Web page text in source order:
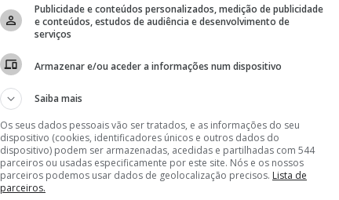
4 horas, 45 minutos
Publicidade e conteúdos personalizados, medição de publicidade
e conteúdos, estudos de audiência e desenvolvimento de
serviços
Armazenar e/ou aceder a informações num dispositivo
Saiba mais
Os seus dados pessoais vão ser tratados, e as informações do seu
dispositivo (cookies, identificadores únicos e outros dados do
dispositivo) podem ser armazenadas, acedidas e partilhadas com 544
parceiros ou usadas especificamente por este site. Nós e os nossos
parceiros podemos usar dados de geolocalização precisos. Lista de
parceiros.